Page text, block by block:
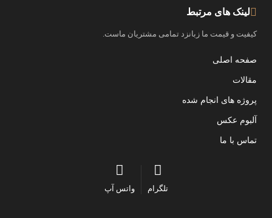
لینک های مرتبط
کیفیت و قیمت ما زبانزد تمامی مشتریان ماست.
صفحه اصلی
مقالات
پروژه های انجام شده
آلبوم عکس
تماس با ما
تلگرام واتس آپ